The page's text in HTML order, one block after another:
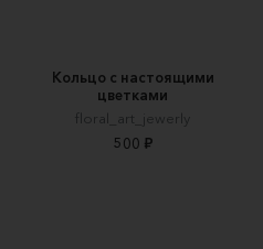
Кольцо с настоящими
цветками
floral_art_jewerly
500 ₽